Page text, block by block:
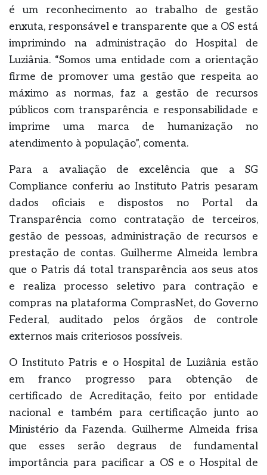
é um reconhecimento ao trabalho de gestão
enxuta, responsável e transparente que a OS está
imprimindo na administração do Hospital de
Luziânia. “Somos uma entidade com a orientação
firme de promover uma gestão que respeita ao
máximo as normas, faz a gestão de recursos
públicos com transparência e responsabilidade e
imprime uma marca de humanização no
atendimento à população”, comenta.
Para a avaliação de excelência que a SG
Compliance conferiu ao Instituto Patris pesaram
dados oficiais e dispostos no Portal da
Transparência como contratação de terceiros,
gestão de pessoas, administração de recursos e
prestação de contas. Guilherme Almeida lembra
que o Patris dá total transparência aos seus atos
e realiza processo seletivo para contração e
compras na plataforma ComprasNet, do Governo
Federal, auditado pelos órgãos de controle
externos mais criteriosos possíveis.
O Instituto Patris e o Hospital de Luziânia estão
em franco progresso para obtenção de
certificado de Acreditação, feito por entidade
nacional e também para certificação junto ao
Ministério da Fazenda. Guilherme Almeida frisa
que esses serão degraus de fundamental
importância para pacificar a OS e o Hospital de